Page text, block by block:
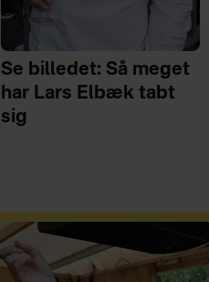
Se billedet: Så meget
har Lars Elbæk tabt
sig